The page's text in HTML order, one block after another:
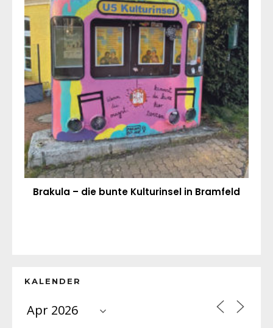
Brakula – die bunte Kulturinsel in Bramfeld
KALENDER